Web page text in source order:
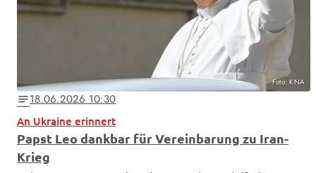
Foto: KNA
notes18.06.2026 10:30
An Ukraine erinnert
Papst Leo dankbar für Vereinbarung zu Iran-
Krieg